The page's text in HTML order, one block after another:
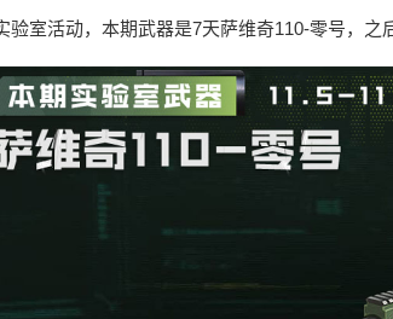
验室活动，本期武器是7天萨维奇110-零号，之